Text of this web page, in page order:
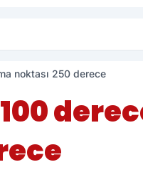
noktası 250 derece